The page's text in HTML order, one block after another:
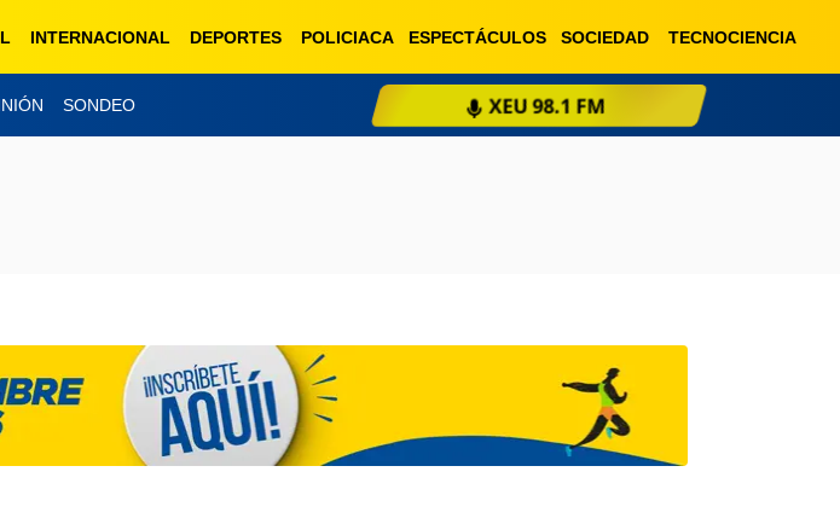
INTERNACIONAL DEPORTES POLICIACA ESPECTÁCULOS SOCIEDAD TECNOCIENCIA
SONDEO XEU 98.1 FM